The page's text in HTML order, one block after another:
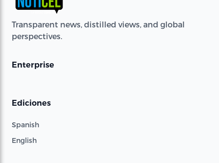
Transparent news, distilled views, and global
perspectives.
Enterprise
Ediciones
Spanish
English